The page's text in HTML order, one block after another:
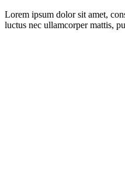
Lorem ipsum dolor sit amet,
luctus nec ullamcorper mattis,